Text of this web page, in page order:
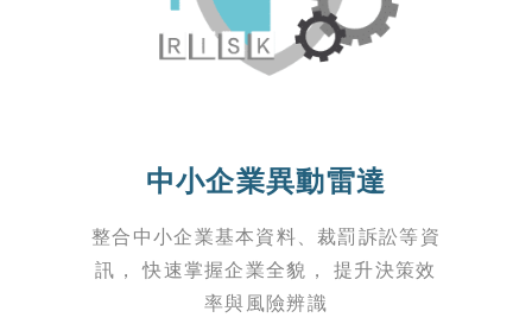
中小企業異動雷達
整合中小企業基本資料、裁罰訴訟等資
訊， 快速掌握企業全貌， 提升決策效
率與風險辨識